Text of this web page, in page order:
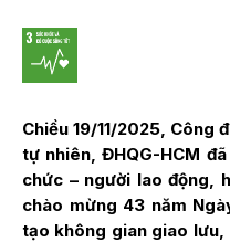
Chiều 19/11/2025, Công
tự nhiên, ĐHQG-HCM
chức – người lao động,
chào mừng 43 năm
tạo không gian giao